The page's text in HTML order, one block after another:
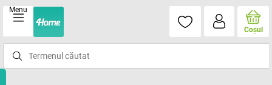
Menu
Coşul